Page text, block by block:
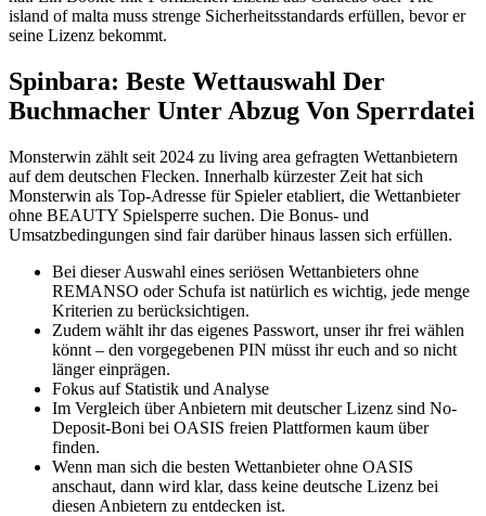
island of malta muss strenge Sicherheitsstandards erfüllen, bevor er
seine Lizenz bekommt.
Spinbara: Beste Wettauswahl Der
Buchmacher Unter Abzug Von Sperrdatei
Monsterwin zählt seit 2024 zu living area gefragten Wettanbietern
auf dem deutschen Flecken. Innerhalb kürzester Zeit hat sich
Monsterwin als Top-Adresse für Spieler etabliert, die Wettanbieter
ohne BEAUTY Spielsperre suchen. Die Bonus- und
Umsatzbedingungen sind fair darüber hinaus lassen sich erfüllen.
Bei dieser Auswahl eines seriösen Wettanbieters ohne
REMANSO oder Schufa ist natürlich es wichtig, jede menge
Kriterien zu berücksichtigen.
Zudem wählt ihr das eigenes Passwort, unser ihr frei wählen
könnt – den vorgegebenen PIN müsst ihr euch and so nicht
länger einprägen.
Fokus auf Statistik und Analyse
Im Vergleich über Anbietern mit deutscher Lizenz sind No-
Deposit-Boni bei OASIS freien Plattformen kaum über
finden.
Wenn man sich die besten Wettanbieter ohne OASIS
anschaut, dann wird klar, dass keine deutsche Lizenz bei
diesen Anbietern zu entdecken ist.